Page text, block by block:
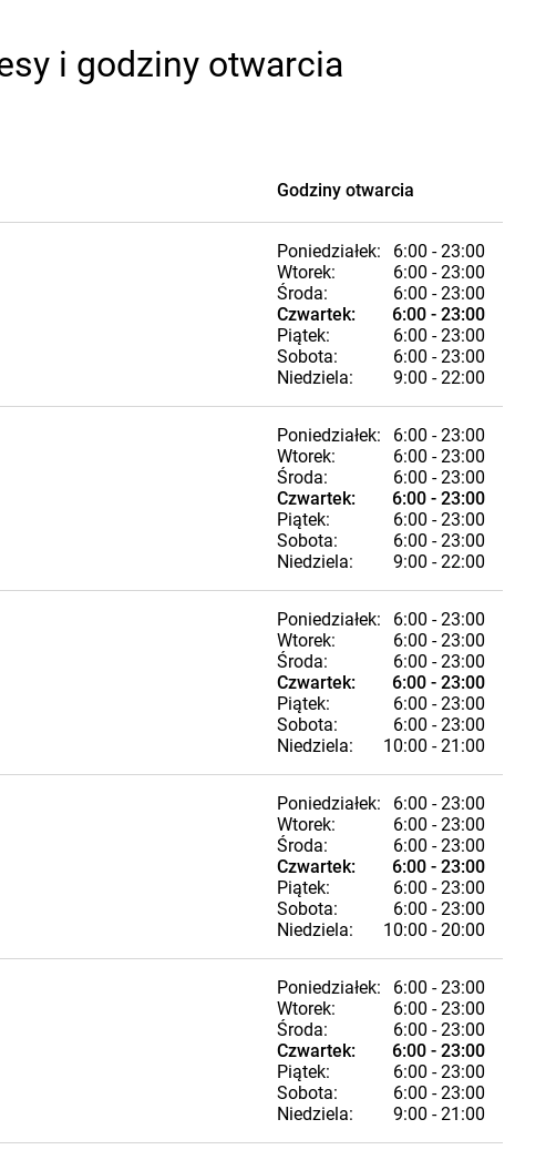
i godziny otwarcia
Godziny otwarcia
Poniedziałek:
6:00 - 23:00
Wtorek:
6:00 - 23:00
Środa:
6:00 - 23:00
Czwartek:
6:00 - 23:00
Piątek:
6:00 - 23:00
Sobota:
6:00 - 23:00
Niedziela:
9:00 - 22:00
Poniedziałek:
6:00 - 23:00
Wtorek:
6:00 - 23:00
Środa:
6:00 - 23:00
Czwartek:
6:00 - 23:00
Piątek:
6:00 - 23:00
Sobota:
6:00 - 23:00
Niedziela:
9:00 - 22:00
Poniedziałek:
6:00 - 23:00
Wtorek:
6:00 - 23:00
Środa:
6:00 - 23:00
Czwartek:
6:00 - 23:00
Piątek:
6:00 - 23:00
Sobota:
6:00 - 23:00
Niedziela:
10:00 - 21:00
Poniedziałek:
6:00 - 23:00
Wtorek:
6:00 - 23:00
Środa:
6:00 - 23:00
Czwartek:
6:00 - 23:00
Piątek:
6:00 - 23:00
Sobota:
6:00 - 23:00
Niedziela:
10:00 - 20:00
Poniedziałek:
6:00 - 23:00
Wtorek:
6:00 - 23:00
Środa:
6:00 - 23:00
Czwartek:
6:00 - 23:00
Piątek:
6:00 - 23:00
Sobota:
6:00 - 23:00
Niedziela:
9:00 - 21:00